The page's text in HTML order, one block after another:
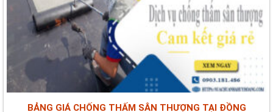
BẢNG GIÁ CHỐNG THẤM SÂN THƯỢNG TẠI ĐỒNG